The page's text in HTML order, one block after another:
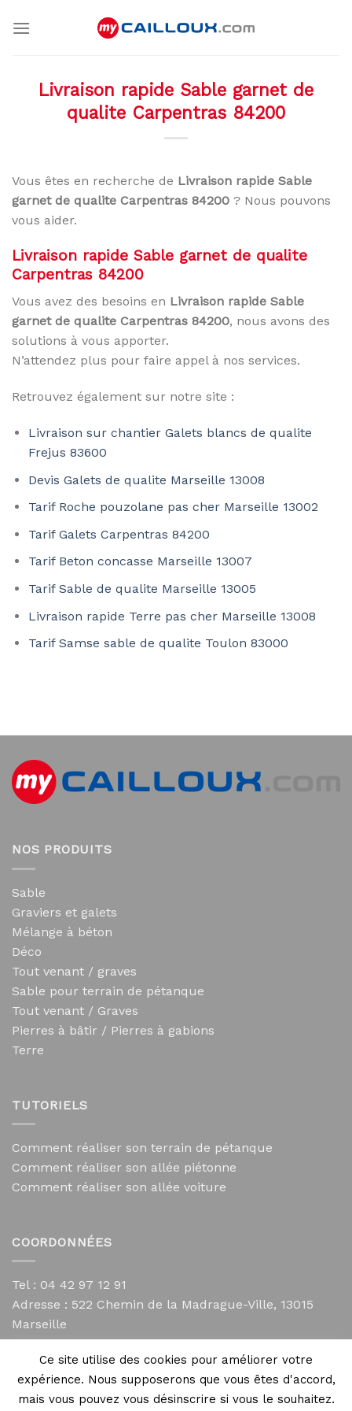
Livraison rapide Sable garnet de
qualite Carpentras 84200
Vous êtes en recherche de Livraison rapide Sable
garnet de qualite Carpentras 84200 ? Nous pouvons
vous aider.
Livraison rapide Sable garnet de qualite
Carpentras 84200
Vous avez des besoins en Livraison rapide Sable
garnet de qualite Carpentras 84200, nous avons des
solutions à vous apporter.
N’attendez plus pour faire appel à nos services.
Retrouvez également sur notre site :
Livraison sur chantier Galets blancs de qualite
Frejus 83600
Devis Galets de qualite Marseille 13008
Tarif Roche pouzolane pas cher Marseille 13002
Tarif Galets Carpentras 84200
Tarif Beton concasse Marseille 13007
Tarif Sable de qualite Marseille 13005
Livraison rapide Terre pas cher Marseille 13008
Tarif Samse sable de qualite Toulon 83000
NOS PRODUITS
Sable
Graviers et galets
Mélange à béton
Déco
Tout venant / graves
Sable pour terrain de pétanque
Tout venant / Graves
Pierres à bâtir / Pierres à gabions
Terre
TUTORIELS
Comment réaliser son terrain de pétanque
Comment réaliser son allée piétonne
Comment réaliser son allée voiture
COORDONNÉES
Tel : 04 42 97 12 91
Adresse : 522 Chemin de la Madrague-Ville, 13015
Marseille
contact@mycailloux.com
Mentions légales
Ce site utilise des cookies pour améliorer votre
expérience. Nous supposerons que vous êtes d'accord,
mais vous pouvez vous désinscrire si vous le souhaitez.